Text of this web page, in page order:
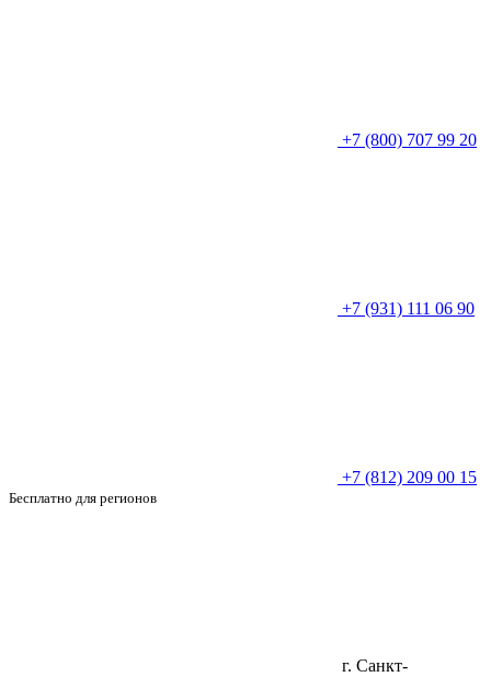
+7 (800) 707 99 20
+7 (931) 111 06 90
+7 (812) 209 00 15
Бесплатно для регионов
г. Санкт-